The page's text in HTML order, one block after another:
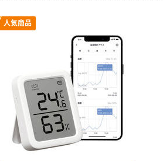
人気商品